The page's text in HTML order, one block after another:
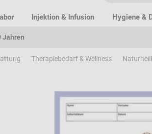
Injektion & Infusion Hygiene &
Jahren
Therapiebedarf & Wellness